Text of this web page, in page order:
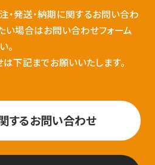
・発送・納期に関するお問い合わ
い場合はお問い合わせフォーム
。
下記までお願いいたします。
するお問い合わせ